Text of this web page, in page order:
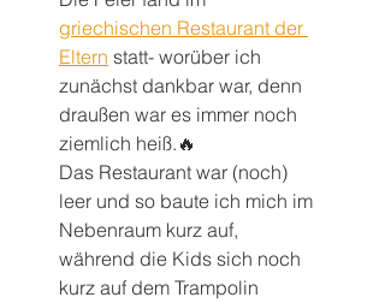
griechischen Restaurant der
Eltern statt- worüber ich
zunächst dankbar war, denn
draußen war es immer noch
ziemlich heiß.🔥
Das Restaurant war (noch)
leer und so baute ich mich im
Nebenraum kurz auf,
während die Kids sich noch
kurz auf dem Trampolin